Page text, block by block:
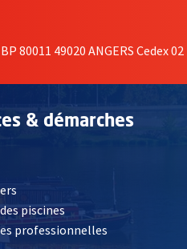
80011 49020 ANGERS Cedex 02
& démarches
, Ouvre une nouvelle fenêtre
piscines
professionnelles